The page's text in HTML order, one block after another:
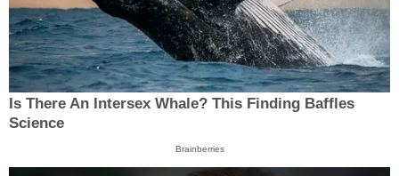
Is There An Intersex Whale? This Finding Baffles
Science
Brainberries